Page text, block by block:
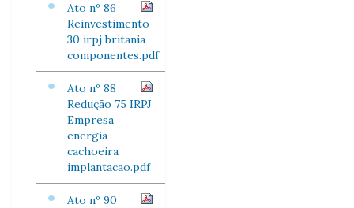
Ato nº 86
Reinvestimento
30 irpj britania
componentes.pdf
Ato nº 88
Redução 75 IRPJ
Empresa
energia
cachoeira
implantacao.pdf
Ato nº 90